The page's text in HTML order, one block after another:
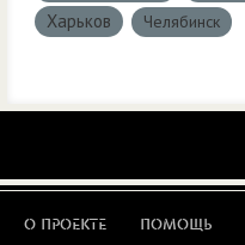
Харьков Челябинск
О ПРОЕКТЕ ПОМОЩЬ